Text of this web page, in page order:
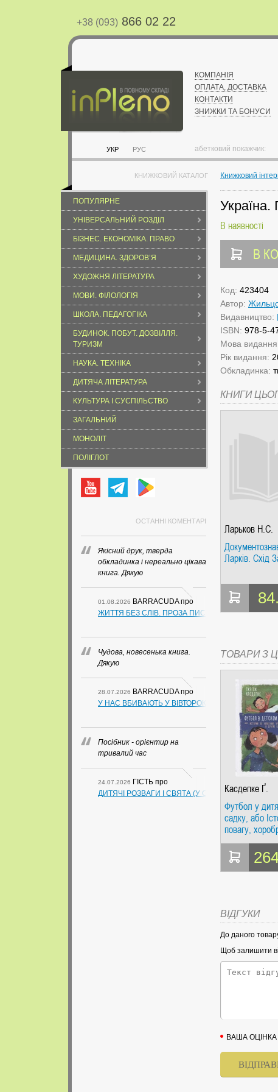
+38 (093) 866 02 22
УКР РУС
КОМПАНІЯ
ОПЛАТА, ДОСТАВКА
КОНТАКТИ
ЗНИЖКИ ТА БОНУСИ
абетковий покажчик:
КНИЖКОВИЙ КАТАЛОГ
ПОПУЛЯРНЕ
УНІВЕРСАЛЬНИЙ РОЗДІЛ
БІЗНЕС. ЕКОНОМІКА. ПРАВО
МЕДИЦИНА. ЗДОРОВ’Я
ХУДОЖНЯ ЛІТЕРАТУРА
МОВИ. ФІЛОЛОГІЯ
ШКОЛА. ПЕДАГОГІКА
БУДИНОК. ПОБУТ. ДОЗВІЛЛЯ.
ТУРИЗМ
НАУКА. ТЕХНІКА
ДИТЯЧА ЛІТЕРАТУРА
КУЛЬТУРА І СУСПІЛЬСТВО
ЗАГАЛЬНИЙ
МОНОЛІТ
ПОЛІГЛОТ
ОСТАННІ КОМЕНТАРІ
Якісний друк, тверда
обкладинка і нереально цікава
книга. Дякую
01.08.2026 BARRACUDAпро
ЖИТТЯ БЕЗ СЛІВ. ПРОЗА ПИСЬМЕННИКІВ ІЗ
Чудова, новесенька книга.
Дякую
28.07.2026 BARRACUDAпро
У НАС ВБИВАЮТЬ У ВІВТОРОК. СЛАПОВСЬКИЙ О.І.
Посібник - орієнтир на
тривалий час
24.07.2026 ГІСТЬ про
ДИТЯЧІ РОЗВАГИ І СВЯТА (У СХЕМАХ,
Книжковий
В наявності
В
Код: 423404
Автор:
Видавництво:
ISBN: 978-5-
Мова
Рік видання:
Обкладинка:
КНИГИ
Ларьков Н.С.
Ларків. Схід
ТОВАРИ З
Касдепке Ґ.
Футбол у
садку, або
повагу,
інші
Г. Попурі
ВІДГУКИ
До даного
Щоб залишити
ВАША ОЦІНКА